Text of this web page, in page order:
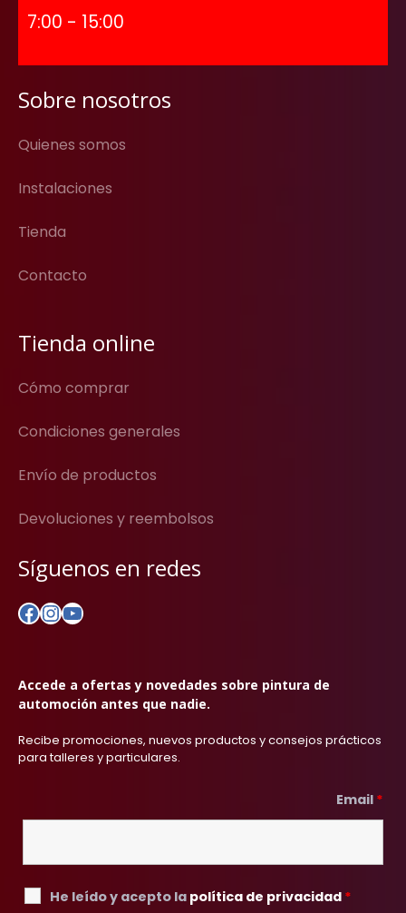
7:00 - 15:00
Sobre nosotros
Quienes somos
Instalaciones
Tienda
Contacto
Tienda online
Cómo comprar
Condiciones generales
Envío de productos
Devoluciones y reembolsos
Síguenos en redes
Facebook
Instagram
YouTube
Accede a ofertas y novedades sobre pintura de
automoción antes que nadie.
Recibe promociones, nuevos productos y consejos prácticos
para talleres y particulares.
Email *
He leído y acepto la política de privacidad *